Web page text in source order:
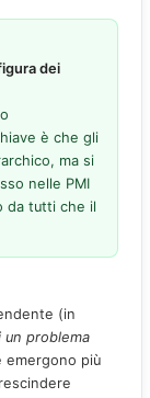
dei
è che gli
ma si
nelle PMI
da tutti che il
(in
un problema
emergono più